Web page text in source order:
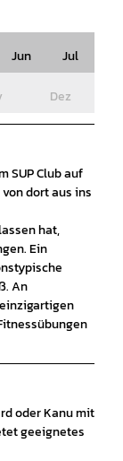
Jun Jul
Dez
SUP Club auf
dort aus ins
hat,
Ein
An
oder Kanu mit
geeignetes